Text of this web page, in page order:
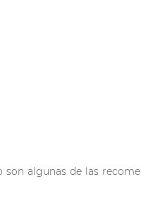
algunas de las